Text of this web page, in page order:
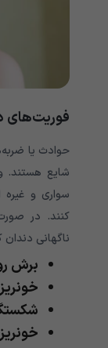
فوریت‌‌‌‌‌‌‌‌‌‌‌‌‌‌‌‌‌‌‌‌‌‌‌‌‌‌‌‌‌‌‌‌‌‌‌‌‌‌‌‌‌‌‌‌‌‌های
حوادث یا
شایع هستند.
سواری و
کنند. در
ناگهانی دندان
برش